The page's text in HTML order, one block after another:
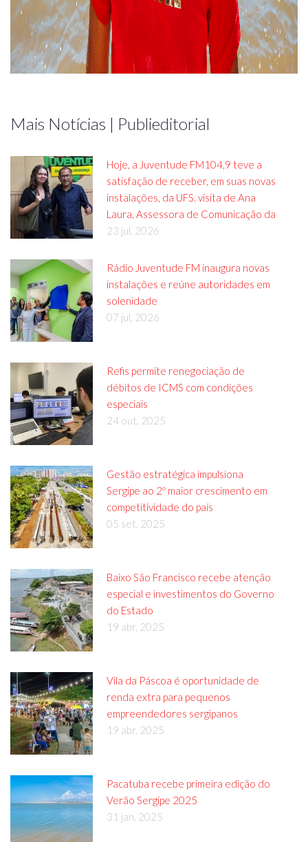
Mais Notícias | Publieditorial
Hoje, a Juventude FM104,9 teve a
satisfação de receber, em suas novas
instalações, da UFS. visita de Ana
Laura, Assessora de Comunicação da
23 jul, 2026
Rádio Juventude FM inaugura novas
instalações e reúne autoridades em
solenidade
07 jul, 2026
Refis permite renegociação de
débitos de ICMS com condições
especiais
24 out, 2025
Gestão estratégica impulsiona
Sergipe ao 2º maior crescimento em
competitividade do país
05 set, 2025
Baixo São Francisco recebe atenção
especial e investimentos do Governo
do Estado
19 abr, 2025
Vila da Páscoa é oportunidade de
renda extra para pequenos
empreendedores sergipanos
19 abr, 2025
Pacatuba recebe primeira edição do
Verão Sergipe 2025
31 jan, 2025